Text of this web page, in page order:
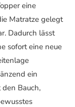
eine
Matratze gelegt
Dadurch lässt
sofort eine neue
ein
Bauch,